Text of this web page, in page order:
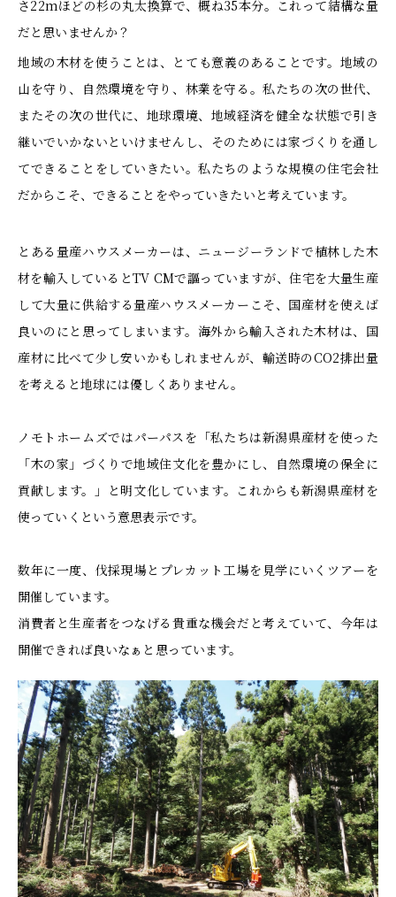
さ22mほどの杉の丸太換算で、概ね35本分。これって結構な量
だと思いませんか？
地域の木材を使うことは、とても意義のあることです。地域の
山を守り、自然環境を守り、林業を守る。私たちの次の世代、
またその次の世代に、地球環境、地域経済を健全な状態で引き
継いでいかないといけませんし、そのためには家づくりを通し
てできることをしていきたい。私たちのような規模の住宅会社
だからこそ、できることをやっていきたいと考えています。
とある量産ハウスメーカーは、ニュージーランドで植林した木
材を輸入しているとTV CMで謳っていますが、住宅を大量生産
して大量に供給する量産ハウスメーカーこそ、国産材を使えば
良いのにと思ってしまいます。海外から輸入された木材は、国
産材に比べて少し安いかもしれませんが、輸送時のCO2排出量
を考えると地球には優しくありません。
ノモトホームズではパーパスを「私たちは新潟県産材を使った
「木の家」づくりで地域住文化を豊かにし、自然環境の保全に
貢献します。」と明文化しています。これからも新潟県産材を
使っていくという意思表示です。
数年に一度、伐採現場とプレカット工場を見学にいくツアーを
開催しています。
消費者と生産者をつなげる貴重な機会だと考えていて、今年は
開催できれば良いなぁと思っています。